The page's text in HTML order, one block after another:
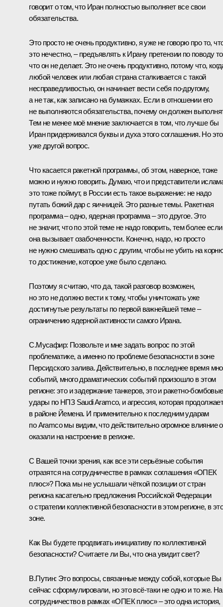
говорит о том, что Иран полностью выполняет все свои
обязательства.
Это просто не очень продуктивно, я уже не говорю про то,
это нечестно, – предъявлять к Ирану претензии по поводу
что он не делает. Это не очень продуктивно, потому что,
любой человек или любая страна сталкивается с такой
несправедливостью, он начинает вести себя по‑другому,
а не так, как записано на бумажках. Если в отношении его
не выполняются обязательства, почему он должен
Тем не менее моё мнение заключается в том, что лучше бы
Иран придерживался буквы и духа этого соглашения. Но это
уже другой вопрос.
Что касается ракетной программы, об этом, наверное, тоже
можно и нужно говорить. Думаю, что и представители
это тоже поймут, в России есть такое выражение: не надо
путать божий дар с яичницей. Это разные темы. Ракетная
программа – одно, ядерная программа – это другое. Это
не значит, что по этой теме не надо говорить, тем более если
она вызывает озабоченности. Конечно, надо, но просто
не нужно смешивать одно с другим, чтобы не убить на
то достижение, которое уже было сделано.
Поэтому я считаю, что да, такой разговор возможен,
но это не должно вести к тому, чтобы уничтожать уже
достигнутые результаты по первой важнейшей теме –
ограничению ядерной активности самого Ирана.
С.Мусафир: Позвольте и мне задать вопрос по этой
проблематике, а именно по проблеме безопасности в зоне
Персидского залива. Действительно, в последнее время
событий, много драматических событий произошло в этом
регионе: это и задержание танкеров, это и ракетно‑бомбовые
удары по НПЗ Saudi Aramco, и агрессия, которая
в районе Йемена. И применительно к последним ударам
по Aramco мы видим, что действительно огромное влияние
оказали на настроение в регионе.
С Вашей точки зрения, как все эти серьёзные события
отразятся на сотрудничестве в рамках соглашения «ОПЕК
плюс»? Пока мы не услышали чёткой позиции от стран
региона касательно предложения Российской Федерации
о стратегии коллективной безопасности в этом регионе, в
зоне.
Как Вы будете продвигать инициативу по коллективной
безопасности? Считаете ли Вы, что она увидит свет?
В.Путин: Это вопросы, связанные между собой, которые Вы
сейчас сформулировали, но это всё‑таки не одно и то же.
сотрудничество в рамках «ОПЕК плюс» – это одна история,